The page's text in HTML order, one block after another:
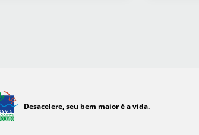
Desacelere, seu bem maior é a vida.